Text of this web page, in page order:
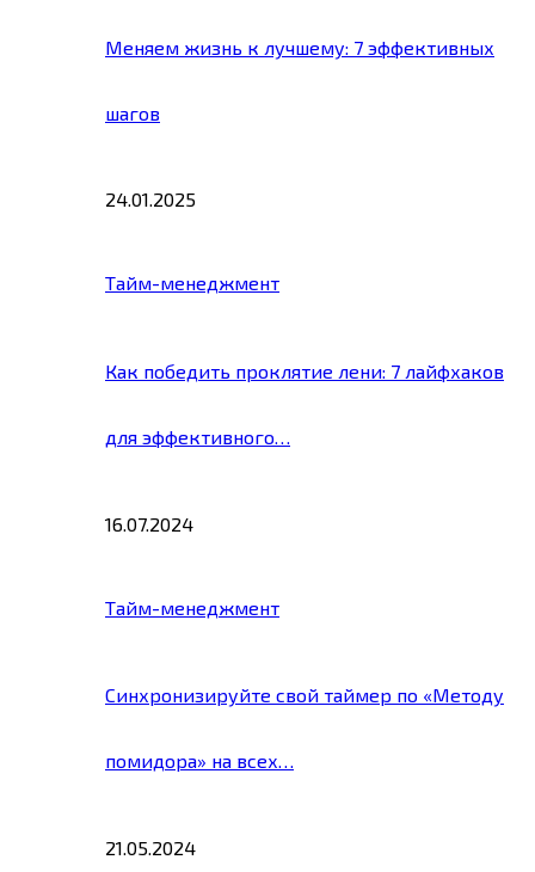
Меняем жизнь к лучшему: 7 эффективных
шагов
24.01.2025
Тайм-менеджмент
Как победить проклятие лени: 7 лайфхаков
для эффективного…
16.07.2024
Тайм-менеджмент
Синхронизируйте свой таймер по «Методу
помидора» на всех…
21.05.2024